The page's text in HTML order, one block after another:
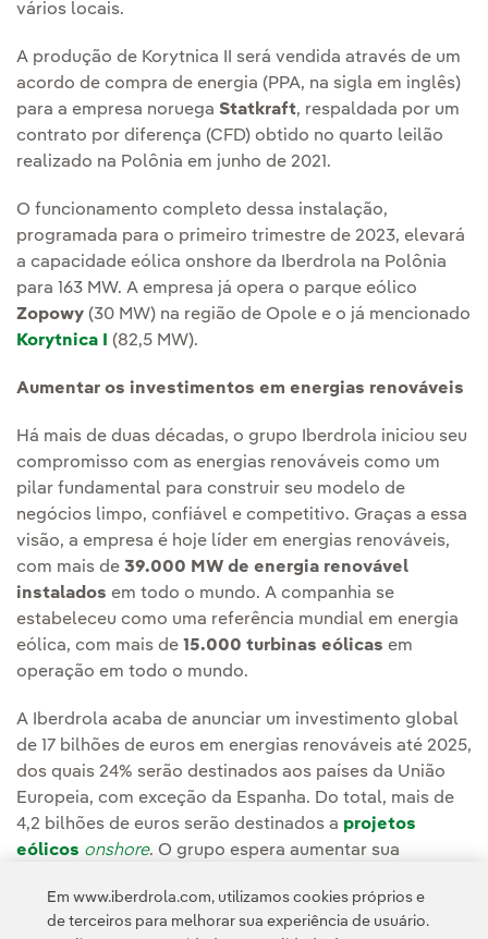
vários locais.
A produção de Korytnica II será vendida através de um
acordo de compra de energia (PPA, na sigla em inglês)
para a empresa noruega Statkraft, respaldada por um
contrato por diferença (CFD) obtido no quarto leilão
realizado na Polônia em junho de 2021.
O funcionamento completo dessa instalação,
programada para o primeiro trimestre de 2023, elevará
a capacidade eólica onshore da Iberdrola na Polônia
para 163 MW. A empresa já opera o parque eólico
Zopowy (30 MW) na região de Opole e o já mencionado
Korytnica I
(82,5 MW).
Aumentar os investimentos em energias renováveis
Há mais de duas décadas, o grupo Iberdrola iniciou seu
compromisso com as energias renováveis como um
pilar fundamental para construir seu modelo de
negócios limpo, confiável e competitivo. Graças a essa
visão, a empresa é hoje líder em energias renováveis,
com mais de 39.000 MW de energia renovável
instalados em todo o mundo. A companhia se
estabeleceu como uma referência mundial em energia
eólica, com mais de 15.000 turbinas eólicas em
operação em todo o mundo.
A Iberdrola acaba de anunciar um investimento global
de 17 bilhões de euros em energias renováveis até 2025,
dos quais 24% serão destinados aos países da União
Europeia, com exceção da Espanha. Do total, mais de
4,2 bilhões de euros serão destinados a projetos
eólicos onshore. O grupo espera aumentar sua
próximos anos – 3.100 MW de eólica onshore – para
chegar a 52.000 MW até 2025.
Em www.iberdrola.com, utilizamos cookies próprios e
de terceiros para melhorar sua experiência de usuário.